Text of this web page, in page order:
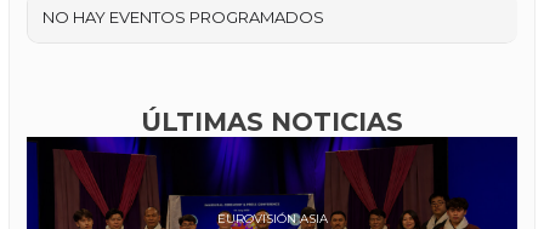
NO HAY EVENTOS PROGRAMADOS
ÚLTIMAS NOTICIAS
EUROVISIÓN ASIA